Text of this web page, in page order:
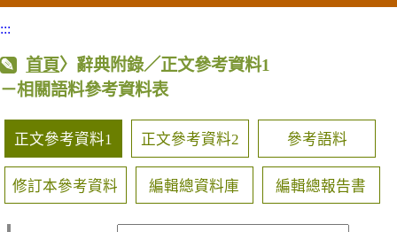
:::
首頁〉辭典附錄／正文參考資料1
－相關語料參考資料表
正文參考資料1 正文參考資料2 參考語料
修訂本參考資料 編輯總資料庫 編輯總報告書